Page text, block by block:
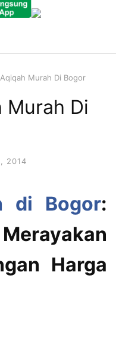
Murah Di Bogor
Murah Di
2014
di Bogor:
Harga